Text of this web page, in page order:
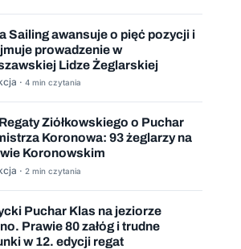
Sailing awansuje o pięć pozycji i
prowadzenie w
Lidze Żeglarskiej
· 4 min czytania
Ziółkowskiego o Puchar
Koronowa: 93 żeglarzy na
Koronowskim
· 2 min czytania
Puchar Klas na jeziorze
Prawie 80 załóg i trudne
w 12. edycji regat